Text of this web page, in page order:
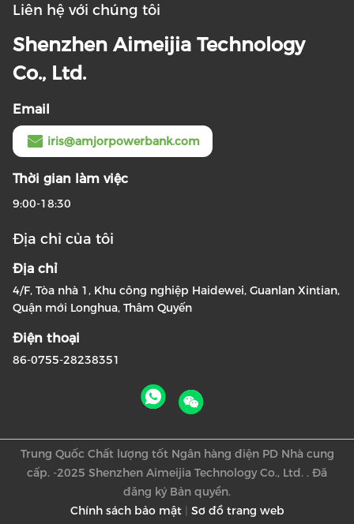
Liên hệ với chúng tôi
Shenzhen Aimeijia Technology
Co., Ltd.
Email
iris@amjorpowerbank.com
Thời gian làm việc
9:00-18:30
Địa chỉ của tôi
Địa chỉ
4/F, Tòa nhà 1, Khu công nghiệp Haidewei, Guanlan Xintian,
Quận mới Longhua, Thâm Quyến
Điện thoại
86-0755-28238351
Chính sách bảo mật| Sơ đồ trang web
Trung Quốc Chất lượng tốt Ngân hàng điện PD Nhà cung
cấp. -2025 Shenzhen Aimeijia Technology Co., Ltd. . Đã
đăng ký Bản quyền.